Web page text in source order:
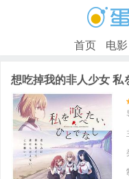
首页 电影
想吃掉我的非人少女 私